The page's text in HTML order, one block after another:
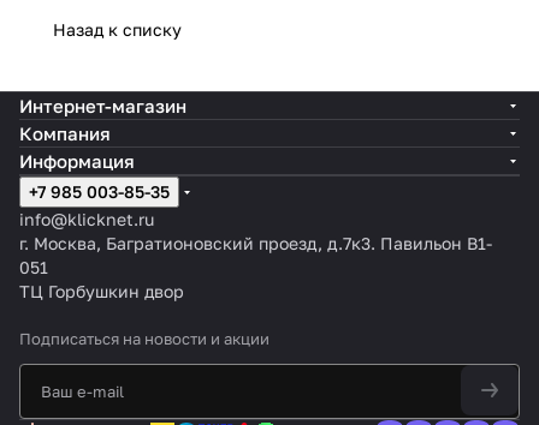
Назад к списку
Интернет-магазин
Компания
Информация
+7 985 003-85-35
info@klicknet.ru
г. Москва, Багратионовский проезд, д.7к3. Павильон B1-
051
ТЦ Горбушкин двор
Подписаться на новости и акции